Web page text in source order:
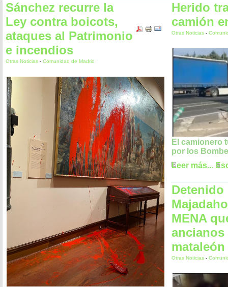
Sánchez recurre la
Ley contra boicots,
ataques al Patrimonio
e incendios
Otras Noticias - Comunidad de Madrid
Herido
camión
Otras Noticias -
El camionero
por los
Leer más...
Detenido
MENA
mataleón
Otras Noticias -